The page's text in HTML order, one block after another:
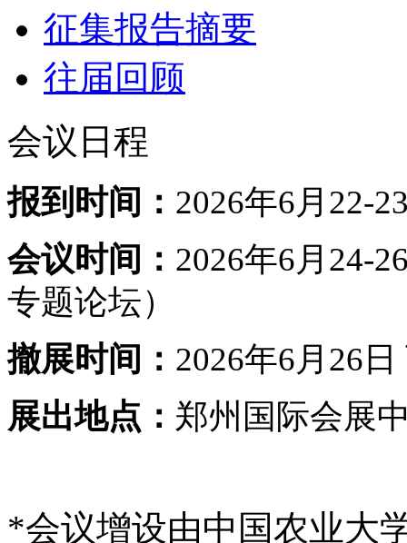
征集报告摘要
往届回顾
会议日程
报到时间： 2026年6月22-
会议时间： 2026年6月24-
专题论坛）
撤展时间： 2026年6月26
展出地点： 郑州国际会展
*会议增设由中国农业大